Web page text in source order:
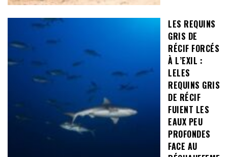
LES REQUINS
GRIS DE
RÉCIF FORCÉS
À L’EXIL :
LELES
REQUINS GRIS
DE RÉCIF
FUIENT LES
EAUX PEU
PROFONDES
FACE AU